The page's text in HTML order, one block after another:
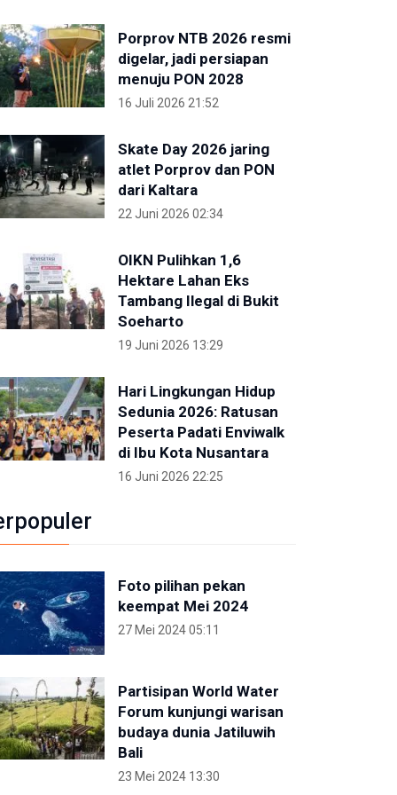
Porprov NTB 2026 resmi
digelar, jadi persiapan
menuju PON 2028
16 Juli 2026 21:52
Skate Day 2026 jaring
atlet Porprov dan PON
dari Kaltara
22 Juni 2026 02:34
OIKN Pulihkan 1,6
Hektare Lahan Eks
Tambang Ilegal di Bukit
Soeharto
19 Juni 2026 13:29
Hari Lingkungan Hidup
Sedunia 2026: Ratusan
Peserta Padati Enviwalk
di Ibu Kota Nusantara
16 Juni 2026 22:25
Foto pilihan pekan
keempat Mei 2024
27 Mei 2024 05:11
Partisipan World Water
Forum kunjungi warisan
budaya dunia Jatiluwih
Bali
23 Mei 2024 13:30